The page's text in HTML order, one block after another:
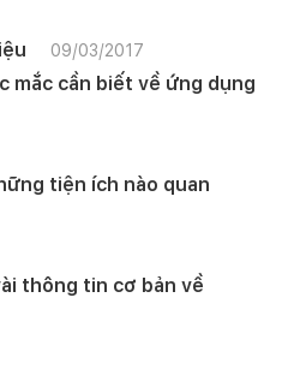
09/03/2017
mắc cần biết về ứng dụng
tiện ích nào quan
thông tin cơ bản về